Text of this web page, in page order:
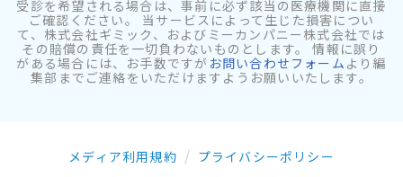
受診を希望される場合は、事前に必ず該当の医療機関に直接
ご確認ください。 当サービスによって生じた損害につい
て、株式会社ギミック、およびミーカンパニー株式会社では
その賠償の責任を一切負わないものとします。 情報に誤り
がある場合には、お手数ですが お問い合わせフォーム より編
集部までご連絡をいただけますようお願いいたします。
メディア利用規約
プライバシーポリシー